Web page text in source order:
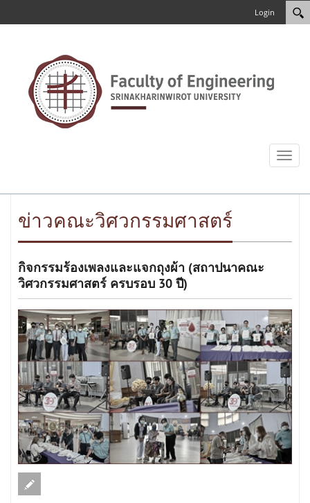
Login
Toggle
ข่าวคณะวิศวกรรมศาสตร์
กิจกรรม​ร้องเพลงและแจกถุงผ้า (สถาปนาคณะ
วิศวกรรมศาสตร์ ครบรอบ 30 ปี)